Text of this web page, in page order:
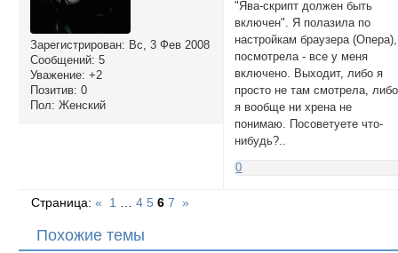
Зарегистрирован: Вс, 3 Фев 2008
Сообщений: 5
Уважение: +2
Позитив: 0
Пол: Женский
"Ява-скрипт должен быть
включен". Я полазила по
настройкам браузера (Опера),
посмотрела - все у меня
включено. Выходит, либо я
просто не там смотрела, либо
я вообще ни хрена не
понимаю. Посоветуете что-
нибудь?..
0
Страница:« 1 4 5 6 7 »
Похожие темы